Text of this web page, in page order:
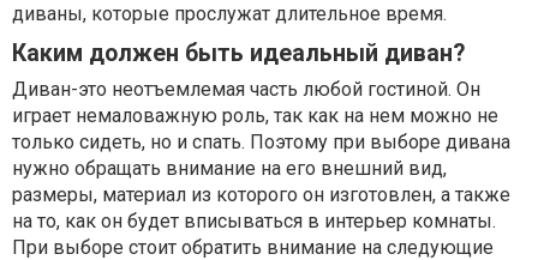
диваны, которые прослужат длительное время.
Каким должен быть идеальный диван?
Диван-это неотъемлемая часть любой гостиной. Он
играет немаловажную роль, так как на нем можно не
только сидеть, но и спать. Поэтому при выборе дивана
нужно обращать внимание на его внешний вид,
размеры, материал из которого он изготовлен, а также
на то, как он будет вписываться в интерьер комнаты.
При выборе стоит обратить внимание на следующие